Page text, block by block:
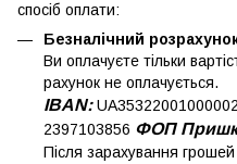
спосіб оплати:
Безналічний
Ви оплачуєте тільки
рахунок не оплачується.
IBAN:
2397103856 ФОП
Після зарахування